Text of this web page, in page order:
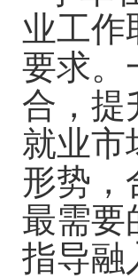
业工作
要求。
合，提
就业市
形势，
最需要
指导融